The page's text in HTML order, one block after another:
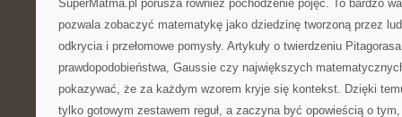
SuperMatma.pl porusza również pochodzenie pojęć. To bardzo
pozwala zobaczyć matematykę jako dziedzinę tworzoną przez
odkrycia i przełomowe pomysły. Artykuły o twierdzeniu
prawdopodobieństwa, Gaussie czy największych
pokazywać, że za każdym wzorem kryje się kontekst. Dzięki
tylko gotowym zestawem reguł, a zaczyna być opowieścią o